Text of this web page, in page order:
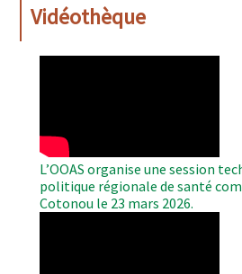
Vidéothèque
L’OOAS organise une session
politique régionale de santé
Cotonou le 23 mars 2026.